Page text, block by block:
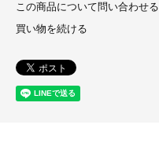
この商品について問い合わせる
買い物を続ける